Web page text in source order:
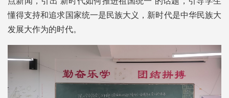
懂得支持和追求国家统一是民族大义，新时代是中华民族大
发展大作为的时代。